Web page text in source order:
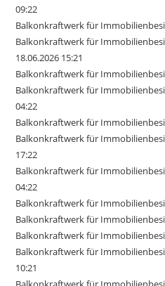
09:22
Balkonkraftwerk für
Balkonkraftwerk für
18.06.2026 15:21
Balkonkraftwerk für
Balkonkraftwerk für
04:22
Balkonkraftwerk für
Balkonkraftwerk für
17:22
Balkonkraftwerk für
04:22
Balkonkraftwerk für
Balkonkraftwerk für
Balkonkraftwerk für
Balkonkraftwerk für
10:21